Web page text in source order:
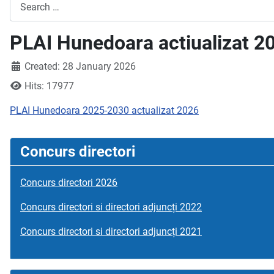
PLAI Hunedoara actiualizat
Created: 28 January 2026
Hits: 17977
PLAI Hunedoara 2025-2030 actualizat 2026
Concurs directori
Concurs directori 2026
Concurs directori si directori adjuncți 2022
Concurs directori si directori adjuncți 2021